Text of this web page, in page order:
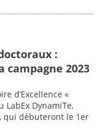
:
2023
d’Excellence «
LabEx DynamiTe,
qui débuteront le 1er